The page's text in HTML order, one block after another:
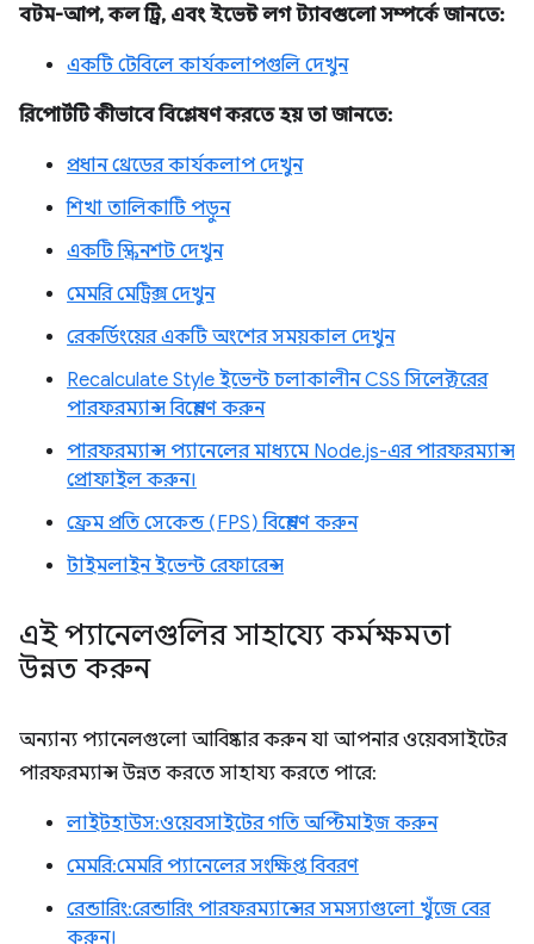
বটম-আপ, কল ট্রি, এবং ইভেন্ট লগ ট্যাবগুলো সম্পর্কে জানতে:
একটি টেবিলে কার্যকলাপগুলি দেখুন
রিপোর্টটি কীভাবে বিশ্লেষণ করতে হয় তা জানতে:
প্রধান থ্রেডের কার্যকলাপ দেখুন
শিখা তালিকাটি পড়ুন
একটি স্ক্রিনশট দেখুন
মেমরি মেট্রিক্স দেখুন
রেকর্ডিংয়ের একটি অংশের সময়কাল দেখুন
Recalculate Style ইভেন্ট চলাকালীন CSS সিলেক্টরের
পারফরম্যান্স বিশ্লেষণ করুন
পারফরম্যান্স প্যানেলের মাধ্যমে Node.js-এর পারফরম্যান্স
প্রোফাইল করুন।
ফ্রেম প্রতি সেকেন্ড (FPS) বিশ্লেষণ করুন
টাইমলাইন ইভেন্ট রেফারেন্স
এই প্যানেলগুলির সাহায্যে কর্মক্ষমতা
উন্নত করুন
অন্যান্য প্যানেলগুলো আবিষ্কার করুন যা আপনার ওয়েবসাইটের
পারফরম্যান্স উন্নত করতে সাহায্য করতে পারে:
লাইটহাউস: ওয়েবসাইটের গতি অপ্টিমাইজ করুন
মেমরি: মেমরি প্যানেলের সংক্ষিপ্ত বিবরণ
রেন্ডারিং: রেন্ডারিং পারফরম্যান্সের সমস্যাগুলো খুঁজে বের
করুন।